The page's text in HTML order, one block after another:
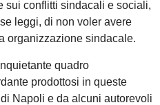
sui conflitti sindacali e sociali,
leggi, di non voler avere
organizzazione sindacale.
quadro
prodottosi in queste
Napoli e da alcuni autorevoli